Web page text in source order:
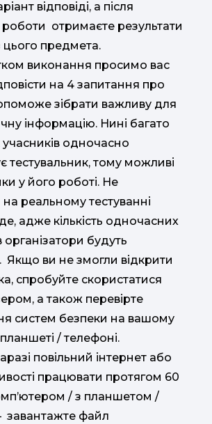
відповіді, а після
отримаєте результати
цього предмета.
виконання просимо вас
на 4 запитання про
зібрати важливу для
інформацію. Нині багато
одночасно
тестувальник, тому можливі
у його роботі. Не
реальному тестуванні
адже кількість одночасних
організатори будуть
ви не змогли відкрити
спробуйте скористатися
а також перевірте
систем безпеки на вашому
/ телефоні.
повільний інтернет або
працювати протягом 60
/ з планшетом /
завантажте файл